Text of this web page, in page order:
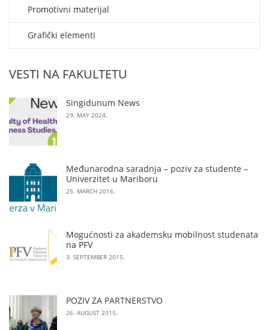
Promotivni materijal
Grafički elementi
VESTI NA FAKULTETU
Singidunum News
29. MAY 2024.
Međunarodna saradnja – poziv za studente –
Univerzitet u Mariboru
25. MARCH 2016.
Mogućnosti za akademsku mobilnost studenata
na PFV
3. SEPTEMBER 2015.
POZIV ZA PARTNERSTVO
26. AUGUST 2015.